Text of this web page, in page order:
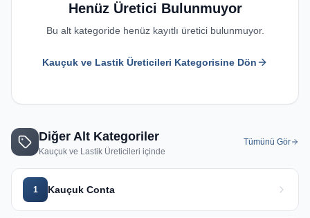
Henüz Üretici Bulunmuyor
Bu alt kategoride henüz kayıtlı üretici bulunmuyor.
Kauçuk ve Lastik Üreticileri Kategorisine Dön
Diğer Alt Kategoriler
Kauçuk ve Lastik Üreticileri içinde
Tümünü Gör
1 Kauçuk Conta